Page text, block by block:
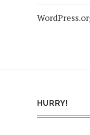
HURRY!